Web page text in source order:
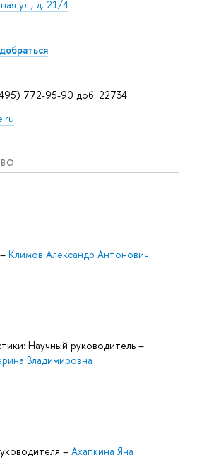
ул., д. 21/4
772-95-90 доб. 22734
– Климов Александр Антонович
Научный руководитель –
Владимировна
– Ахапкина Яна